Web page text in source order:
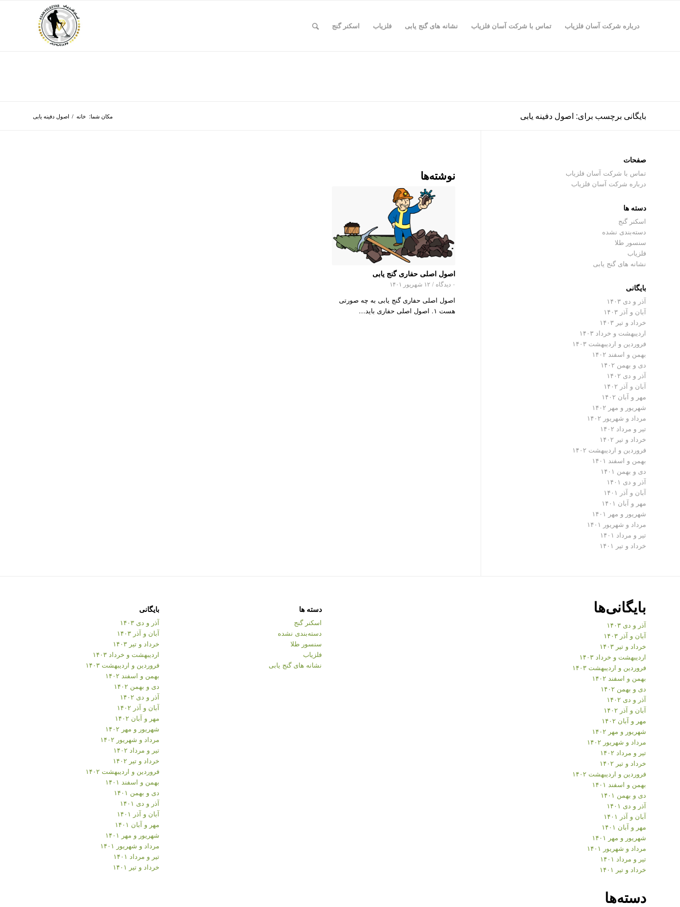
درباره شرکت آسان فلزیاب تماس با شرکت آسان فلزیاب نشانه های گنج یابی فلزیاب اسکنر گنج
بایگانی برچسب برای: اصول دفینه یابی مکان شما: خانه / اصول دفینه یابی
نوشته‌ها
اصول اصلی حفاری گنج یابی
۰ دیدگاه / ۱۲ شهریور ۱۴۰۱
اصول اصلی حفاری گنج یابی به چه صورتی
هست ۱. اصول اصلی حفاری باید…
صفحات
تماس با شرکت آسان فلزیاب
درباره شرکت آسان فلزیاب
دسته ها
اسکنر گنج
دسته‌بندی نشده
سنسور طلا
فلزیاب
نشانه های گنج یابی
بایگانی
آذر و دی ۱۴۰۳
آبان و آذر ۱۴۰۳
خرداد و تیر ۱۴۰۳
اردیبهشت و خرداد ۱۴۰۳
فروردین و اردیبهشت ۱۴۰۳
بهمن و اسفند ۱۴۰۲
دی و بهمن ۱۴۰۲
آذر و دی ۱۴۰۲
آبان و آذر ۱۴۰۲
مهر و آبان ۱۴۰۲
شهریور و مهر ۱۴۰۲
مرداد و شهریور ۱۴۰۲
تیر و مرداد ۱۴۰۲
خرداد و تیر ۱۴۰۲
فروردین و اردیبهشت ۱۴۰۲
بهمن و اسفند ۱۴۰۱
دی و بهمن ۱۴۰۱
آذر و دی ۱۴۰۱
آبان و آذر ۱۴۰۱
مهر و آبان ۱۴۰۱
شهریور و مهر ۱۴۰۱
مرداد و شهریور ۱۴۰۱
تیر و مرداد ۱۴۰۱
خرداد و تیر ۱۴۰۱
بایگانی‌ها
آذر و دی ۱۴۰۳
آبان و آذر ۱۴۰۳
خرداد و تیر ۱۴۰۳
اردیبهشت و خرداد ۱۴۰۳
فروردین و اردیبهشت ۱۴۰۳
بهمن و اسفند ۱۴۰۲
دی و بهمن ۱۴۰۲
آذر و دی ۱۴۰۲
آبان و آذر ۱۴۰۲
مهر و آبان ۱۴۰۲
شهریور و مهر ۱۴۰۲
مرداد و شهریور ۱۴۰۲
تیر و مرداد ۱۴۰۲
خرداد و تیر ۱۴۰۲
فروردین و اردیبهشت ۱۴۰۲
بهمن و اسفند ۱۴۰۱
دی و بهمن ۱۴۰۱
آذر و دی ۱۴۰۱
آبان و آذر ۱۴۰۱
مهر و آبان ۱۴۰۱
شهریور و مهر ۱۴۰۱
مرداد و شهریور ۱۴۰۱
تیر و مرداد ۱۴۰۱
خرداد و تیر ۱۴۰۱
دسته‌ها
دسته ها
اسکنر گنج
دسته‌بندی نشده
سنسور طلا
فلزیاب
نشانه های گنج یابی
بایگانی
آذر و دی ۱۴۰۳
آبان و آذر ۱۴۰۳
خرداد و تیر ۱۴۰۳
اردیبهشت و خرداد ۱۴۰۳
فروردین و اردیبهشت ۱۴۰۳
بهمن و اسفند ۱۴۰۲
دی و بهمن ۱۴۰۲
آذر و دی ۱۴۰۲
آبان و آذر ۱۴۰۲
مهر و آبان ۱۴۰۲
شهریور و مهر ۱۴۰۲
مرداد و شهریور ۱۴۰۲
تیر و مرداد ۱۴۰۲
خرداد و تیر ۱۴۰۲
فروردین و اردیبهشت ۱۴۰۲
بهمن و اسفند ۱۴۰۱
دی و بهمن ۱۴۰۱
آذر و دی ۱۴۰۱
آبان و آذر ۱۴۰۱
مهر و آبان ۱۴۰۱
شهریور و مهر ۱۴۰۱
مرداد و شهریور ۱۴۰۱
تیر و مرداد ۱۴۰۱
خرداد و تیر ۱۴۰۱